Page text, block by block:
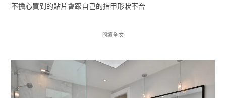
不擔心買到的貼片會跟自己的指甲形狀不合
閱讀全文